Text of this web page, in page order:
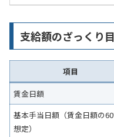
支給額のざっくり
項目
賃金日額
基本手当日額（賃金日額の
想定）